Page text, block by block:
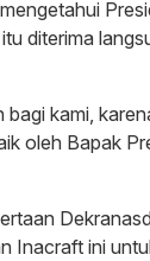
diterima
kami,
oleh Bapak
Inacraft ini